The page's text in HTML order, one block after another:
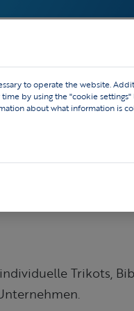
& Shorts
Trikots,
to operate the website.
by using the "cookie
about what information is